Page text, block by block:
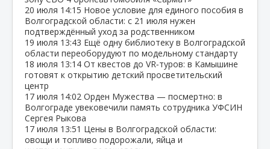
20 июля 14:15 Новое условие для единого пособия в
Волгоградской области: с 21 июля нужен
подтверждённый уход за родственником
19 июля 13:43 Ещё одну библиотеку в Волгоградской
области переоборудуют по модельному стандарту
18 июля 13:14 От квестов до VR‑туров: в Камышине
готовят к открытию детский просветительский
центр
17 июля 14:02 Орден Мужества — посмертно: в
Волгограде увековечили память сотрудника УФСИН
Сергея Рыкова
17 июля 13:51 Цены в Волгоградской области:
овощи и топливо подорожали, яйца и